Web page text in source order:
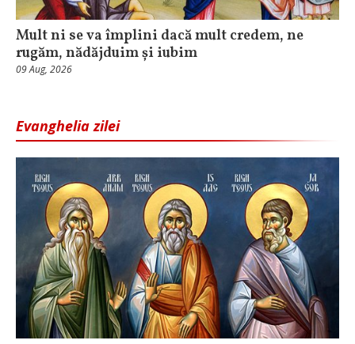
Mult ni se va împlini dacă mult credem, ne
rugăm, nădăjduim și iubim
09 Aug, 2026
Evanghelia zilei